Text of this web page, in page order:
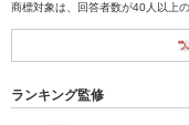
商標対象は、回答者数が40人以上の
ランキング監修